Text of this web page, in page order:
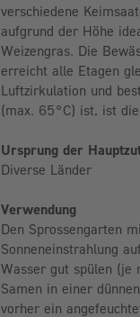
verschiedene
aufgrund der Höhe
Weizengras. Die
erreicht alle Etagen
Luftzirkulation und
(max. 65°C) ist, ist
Ursprung der
Diverse Länder
Verwendung
Den Sprossengarten
Sonneneinstrahlung
Wasser gut spülen (je
Samen in einer
vorher ein